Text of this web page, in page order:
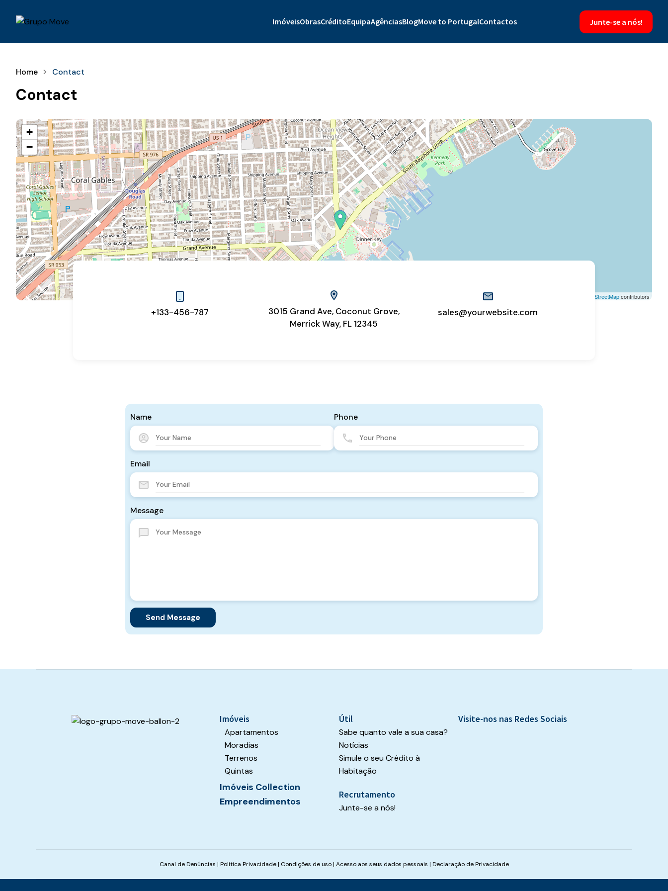
ImóveisObrasCréditoEquipaAgênciasBlogMove to PortugalContactos Junte-se a nós!
Home Contact
Contact
+
−
OpenStreetMapcontributors
+133-456-787
3015 Grand Ave, Coconut Grove,
Merrick Way, FL 12345
sales@yourwebsite.com
Name Phone
Email
Message
Send Message
Imóveis
Apartamentos
Moradias
Terrenos
Quintas
Imóveis Collection
Empreendimentos
Útil
Sabe quanto vale a sua casa?
Notícias
Simule o seu Crédito à
Habitação
Recrutamento
Junte-se a nós!
Visite-nos nas Redes Sociais
Canal de Denúncias | Politica Privacidade| Condições de uso| Acesso aos seus dados pessoais | Declaração de Privacidade